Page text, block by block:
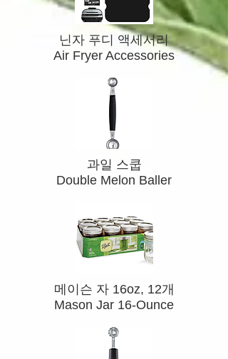
닌자 푸디 액세서리​
Air Fryer Accessories
​과일 스쿱
Double Melon Baller
​메이슨 자 16oz, 12개
Mason Jar 16-Ounce